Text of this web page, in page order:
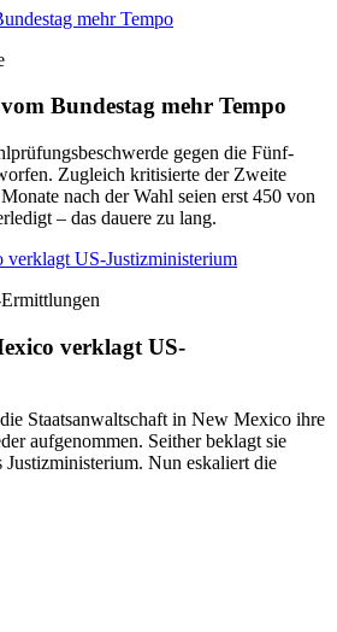
mehr Tempo
Bundestag mehr Tempo
gegen die Fünf-
Zugleich kritisierte der Zweite
nach der Wahl seien erst 450 von
– das dauere zu lang.
verklagt US-Justizministerium
verklagt US-
Staatsanwaltschaft in New Mexico ihre
aufgenommen. Seither beklagt sie
Justizministerium. Nun eskaliert die